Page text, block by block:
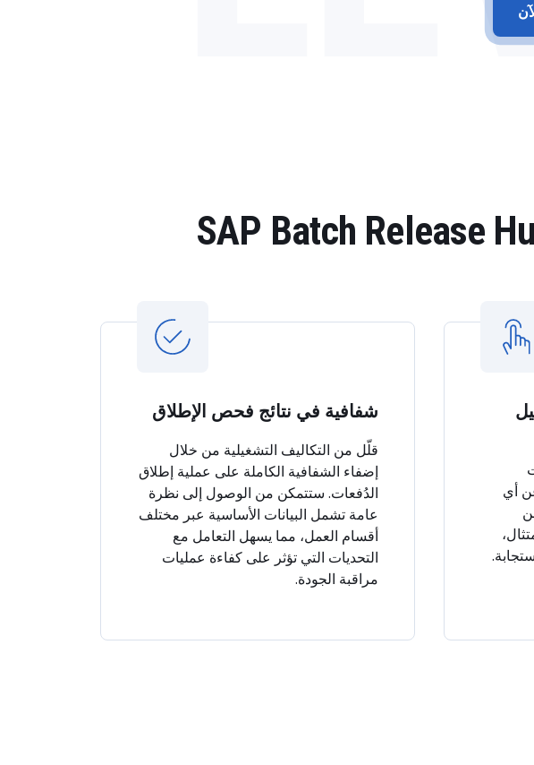
أي
شفافية في نتائج فحص الإطلاق
قلّل من التكاليف التشغيلية من خلال
إضفاء الشفافية الكاملة على عملية إطلاق
الدُفعات. ستتمكن من الوصول إلى نظرة
عامة تشمل البيانات الأساسية عبر مختلف
أقسام العمل، مما يسهل التعامل مع
التحديات التي تؤثر على كفاءة عمليات
مراقبة الجودة.